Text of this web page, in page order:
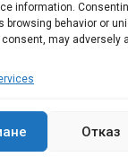
information.
browsing behavior or
may
Отказ